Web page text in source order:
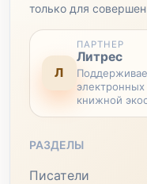
только для
Л
ПАРТНЕР
Литрес
книжной
РАЗДЕЛЫ
Писатели